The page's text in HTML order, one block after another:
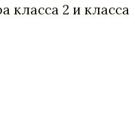
класса 2 и класса